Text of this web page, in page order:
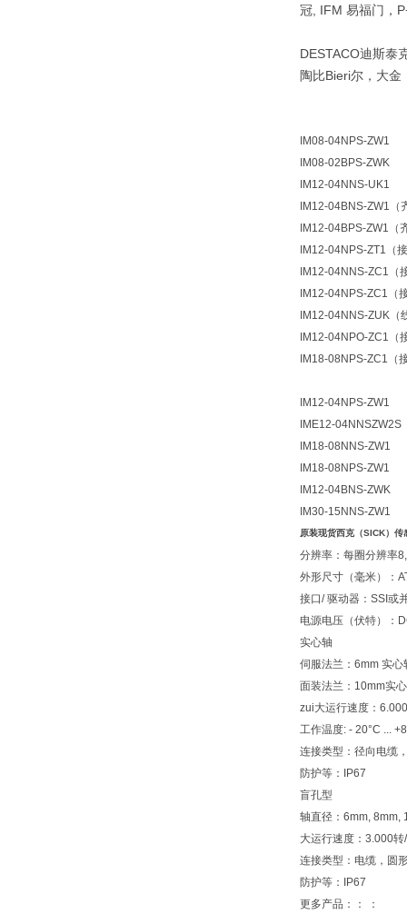
冠, IFM 易福门，
DESTACO迪斯泰
陶比Bieri尔，大金
IM08-04NPS-ZW1
IM08-02BPS-ZWK
IM12-04NNS-UK1
IM12-04BNS-ZW1（
IM12-04BPS-ZW1（
IM12-04NPS-ZT1（
IM12-04NNS-ZC1（
IM12-04NPS-ZC1（
IM12-04NNS-ZUK（
IM12-04NPO-ZC1（
IM18-08NPS-ZC1（
IM12-04NPS-ZW1
IME12-04NNSZW2S
IM18-08NNS-ZW1
IM18-08NPS-ZW1
IM12-04BNS-ZWK
IM30-15NNS-ZW1
原装现货西克（SICK）传
分辨率：每圈分辨率
外形尺寸（毫米）：
接口/ 驱动器：SSI或
电源电压（伏特）：
实心轴
伺服法兰：6mm 实心
面装法兰：10mm实
zui大运行速度：6.000
工作温度: - 20°C ...
连接类型：径向电缆
防护等：IP67
盲孔型
轴直径：6mm, 8mm,
大运行速度：3.000转
连接类型：电缆，圆
防护等：IP67
更多产品：： ：